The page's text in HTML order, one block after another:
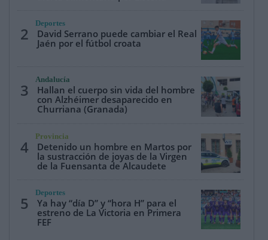
2
Deportes
David Serrano puede cambiar el Real
Jaén por el fútbol croata
3
Andalucía
Hallan el cuerpo sin vida del hombre
con Alzhéimer desaparecido en
Churriana (Granada)
4
Provincia
Detenido un hombre en Martos por
la sustracción de joyas de la Virgen
de la Fuensanta de Alcaudete
5
Deportes
Ya hay “día D” y “hora H” para el
estreno de La Victoria en Primera
FEF